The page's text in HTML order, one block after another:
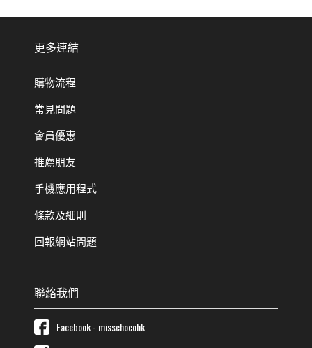
更多連結
購物流程
常見問題
會員優惠
推薦朋友
手機應用程式
條款及細則
回報網站問題
聯絡我們
Facebook - misschocohk